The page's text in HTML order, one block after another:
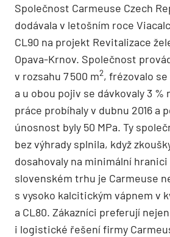
Společnost Carmeuse Czech
dodávala v letošním roce
CL90 na projekt Revitalizace
Opava-Krnov. Společnost
v rozsahu 7 500 m2, frézovalo
a u obou pojiv se dávkovaly 3 %
práce probíhaly v dubnu 2016 a
únosnost byly 50 MPa. Ty
bez výhrady splnila, když
dosahovaly na minimální hranici
slovenském trhu je Carmeuse
s vysoko kalcitickým vápnem v
a CL80. Zákazníci preferují
i logistické řešení firmy